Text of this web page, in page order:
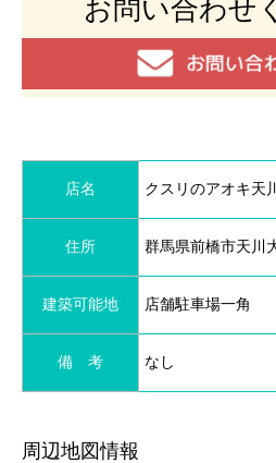
お問い合わせ
店名 クスリのアオキ天
住所 群馬県前橋市天川
建築可能地 店舗駐車場一角
備 考 なし
周辺地図情報